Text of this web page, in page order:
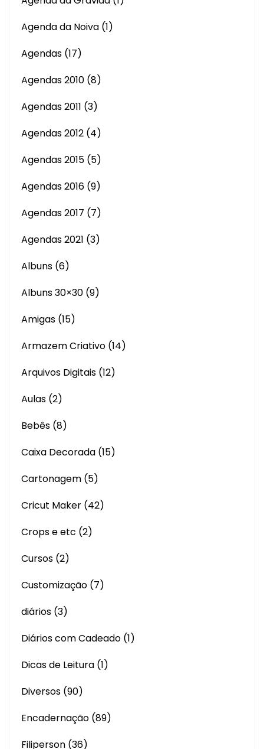
Agenda da Noiva (1)
Agendas (17)
Agendas 2010 (8)
Agendas 2011 (3)
Agendas 2012 (4)
Agendas 2015 (5)
Agendas 2016 (9)
Agendas 2017 (7)
Agendas 2021 (3)
Albuns (6)
Albuns 30×30 (9)
Amigas (15)
Armazem Criativo (14)
Arquivos Digitais (12)
Aulas (2)
Bebês (8)
Caixa Decorada (15)
Cartonagem (5)
Cricut Maker (42)
Crops e etc (2)
Cursos (2)
Customização (7)
diários (3)
Diários com Cadeado (1)
Dicas de Leitura (1)
Diversos (90)
Encadernação (89)
Filiperson (36)